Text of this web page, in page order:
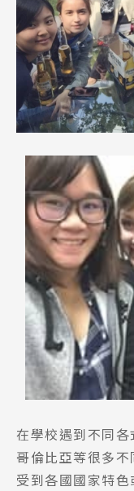
在學校遇到不同
哥倫比亞等很多
受到各國國家特